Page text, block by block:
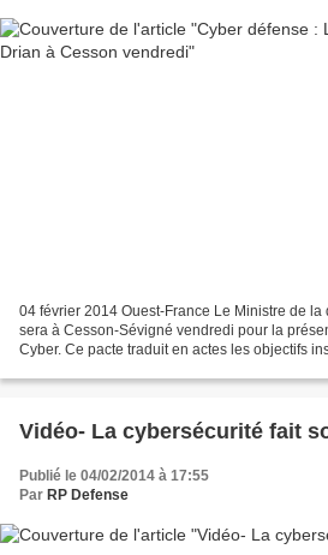
04 février 2014 Ouest-France Le Ministre de la
sera à Cesson-Sévigné vendredi pour la
Cyber. Ce pacte traduit en actes les objectifs
Vidéo- La cybersécurité
Publié le 04/02/2014 à 17:55
Par RP Defense